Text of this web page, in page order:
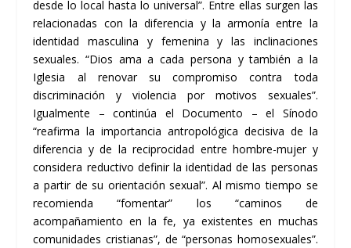
desde lo local hasta lo universal”. Entre ellas surgen las
relacionadas con la diferencia y la armonía entre la
identidad masculina y femenina y las inclinaciones
sexuales. “Dios ama a cada persona y también a la
Iglesia al renovar su compromiso contra toda
discriminación y violencia por motivos sexuales”.
Igualmente – continúa el Documento – el Sínodo
“reafirma la importancia antropológica decisiva de la
diferencia y de la reciprocidad entre hombre-mujer y
considera reductivo definir la identidad de las personas
a partir de su orientación sexual”. Al mismo tiempo se
recomienda “fomentar” los “caminos de
acompañamiento en la fe, ya existentes en muchas
comunidades cristianas”, de “personas homosexuales”.